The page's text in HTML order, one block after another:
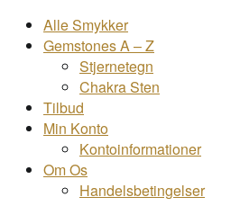
Alle Smykker
Gemstones A – Z
Stjernetegn
Chakra Sten
Tilbud
Min Konto
Kontoinformationer
Om Os
Handelsbetingelser